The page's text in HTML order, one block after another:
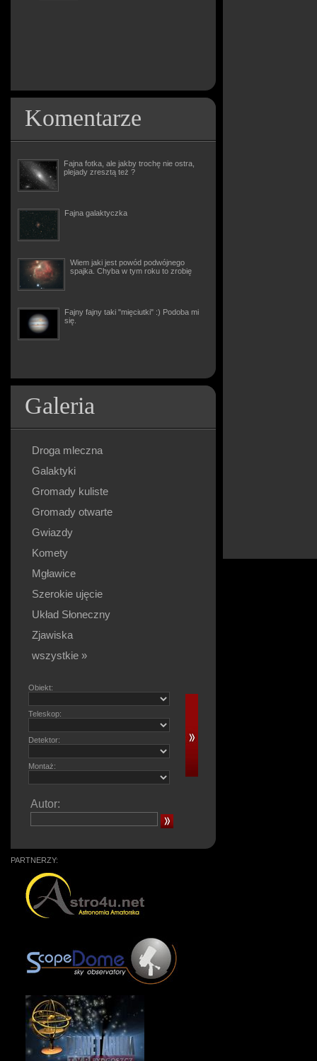
Komentarze
Fajna fotka, ale jakby trochę nie ostra,
plejady zresztą też ?
Fajna galaktyczka
Wiem jaki jest powód podwójnego
spajka. Chyba w tym roku to zrobię
Fajny fajny taki "mięciutki" :) Podoba mi
się.
Galeria
Droga mleczna
Galaktyki
Gromady kuliste
Gromady otwarte
Gwiazdy
Komety
Mgławice
Szerokie ujęcie
Układ Słoneczny
Zjawiska
wszystkie »
Obiekt:
Teleskop:
Detektor:
Montaż:
Autor:
PARTNERZY: